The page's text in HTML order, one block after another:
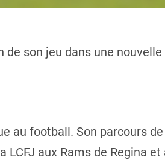
de son jeu dans une
au football. Son parcours
aux Rams de Regina et